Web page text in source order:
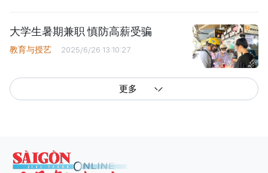
大学生暑期兼职 慎防高薪受骗
教育与授艺 2025/6/26 13:10:27
更多